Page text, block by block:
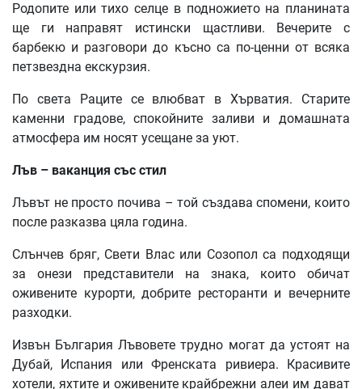
Родопите или тихо селце в подножието на планината
ще ги направят истински щастливи. Вечерите с
барбекю и разговори до късно са по-ценни от всяка
петзвездна екскурзия.
По света Раците се влюбват в Хърватия. Старите
каменни градове, спокойните заливи и домашната
атмосфера им носят усещане за уют.
Лъв – ваканция със стил
Лъвът не просто почива – той създава спомени, които
после разказва цяла година.
Слънчев бряг, Свети Влас или Созопол са подходящи
за онези представители на знака, които обичат
оживените курорти, добрите ресторанти и вечерните
разходки.
Извън България Лъвовете трудно могат да устоят на
Дубай, Испания или Френската ривиера. Красивите
хотели, яхтите и оживените крайбрежни алеи им дават